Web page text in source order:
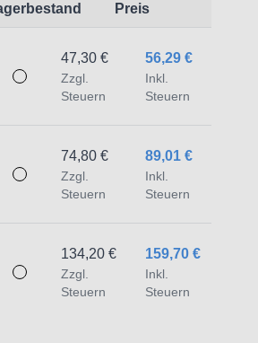
Preis
56,29 €
Inkl.
Steuern
47,30 €
Zzgl.
Steuern
89,01 €
Inkl.
Steuern
74,80 €
Zzgl.
Steuern
159,70 €
Inkl.
Steuern
134,20 €
Zzgl.
Steuern